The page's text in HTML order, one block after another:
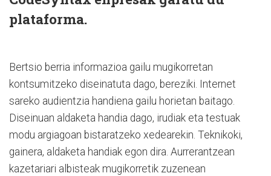
plataforma.
Bertsio berria informazioa gailu mugikorretan
kontsumitzeko diseinatuta dago, bereziki. Internet
sareko audientzia handiena gailu horietan baitago.
Diseinuan aldaketa handia dago, irudiak eta testuak
modu argiagoan bistaratzeko xedearekin. Teknikoki,
gainera, aldaketa handiak egon dira. Aurrerantzean
kazetariari albisteak mugikorretik zuzenean